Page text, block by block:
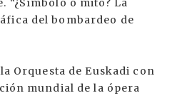
“¿Símbolo o mito? La
del bombardeo de
Orquesta de Euskadi con
mundial de la ópera